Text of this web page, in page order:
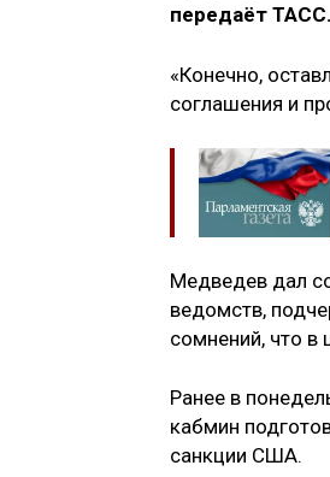
передаёт ТАСС.
«Конечно,
соглашения и
Медведев дал
ведомств,
сомнений, что в
Ранее в
кабмин
санкции США.